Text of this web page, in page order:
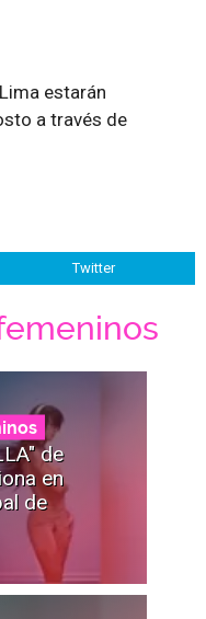
estarán
a través de
Twitter
de
en
de